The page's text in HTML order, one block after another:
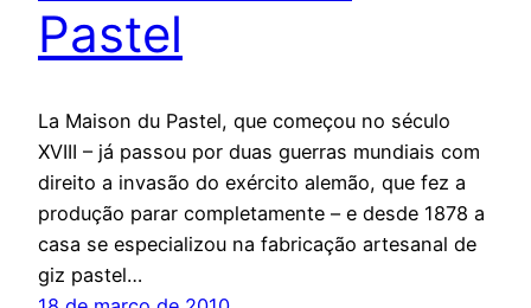
Pastel
La Maison du Pastel, que começou no século
XVIII – já passou por duas guerras mundiais com
direito a invasão do exército alemão, que fez a
produção parar completamente – e desde 1878 a
casa se especializou na fabricação artesanal de
giz pastel…